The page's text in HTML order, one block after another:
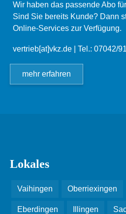
Wir haben das passende Abo
Sind Sie bereits Kunde? Dann
Online-Services zur Verfügung.
vertrieb[at]vkz.de | Tel.: 07042/
mehr erfahren
Lokales
Vaihingen Oberriexingen
Eberdingen Illingen